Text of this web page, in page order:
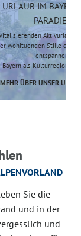
URLAUB IM
PARADIES
Aktivurlaub
wohltuenden Stille des
entspannen.
Bayern als Kulturregion
MEHR ÜBER UNSER
Sie die
und in der
und